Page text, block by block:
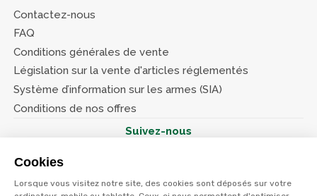
Cookies
Lorsque vous visitez notre site, des cookies sont déposés sur votre
Contactez-nous
FAQ
Conditions générales de vente
Législation sur la vente d'articles réglementés
Système d’information sur les armes (SIA)
Conditions de nos offres
Suivez-nous